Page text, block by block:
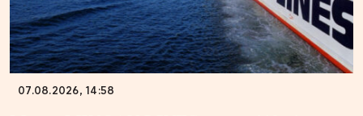
07.08.2026, 14:58